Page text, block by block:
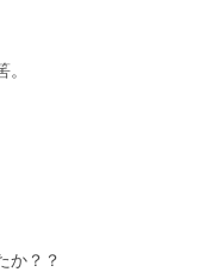
か？？